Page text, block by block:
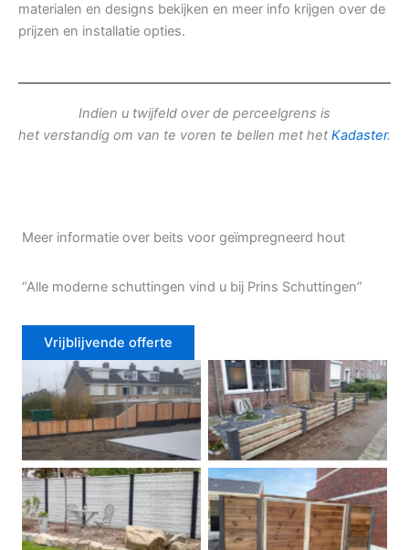
materialen en designs bekijken en meer info krijgen over de
prijzen en installatie opties.
Indien u twijfeld over de perceelgrens is
het verstandig om van te voren te bellen met het Kadaster.
Meer informatie over beits voor geïmpregneerd hout
“Alle moderne schuttingen vind u bij Prins Schuttingen”
Vrijblijvende offerte
Douglas schutting Tuinhek voortuin
Betonschutting
Dubbele poort